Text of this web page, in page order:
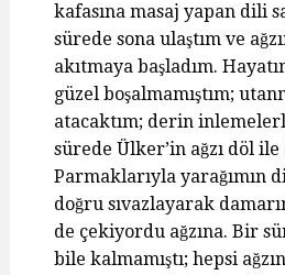
kafasına masaj yapan dili
sürede sona ulaştım ve
akıtmaya başladım.
güzel boşalmamıştım;
atacaktım; derin
sürede Ülker’in ağzı döl
Parmaklarıyla yarağımın
doğru sıvazlayarak
de çekiyordu ağzına. Bir
bile kalmamıştı; hepsi